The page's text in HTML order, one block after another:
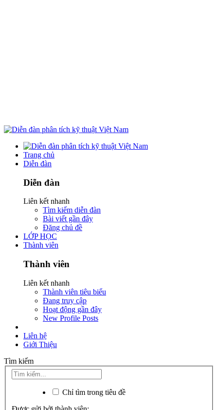
Trang chủ
Diễn đàn
Diễn đàn
Liên kết nhanh
Tìm kiếm diễn đàn
Bài viết gần đây
Đăng chủ đề
LỚP HỌC
Thành viên
Thành viên
Liên kết nhanh
Thành viên tiêu biểu
Đang truy cập
Hoạt động gần đây
New Profile Posts
Liên hệ
Giới Thiệu
Tìm kiếm
Chỉ tìm trong tiêu đề